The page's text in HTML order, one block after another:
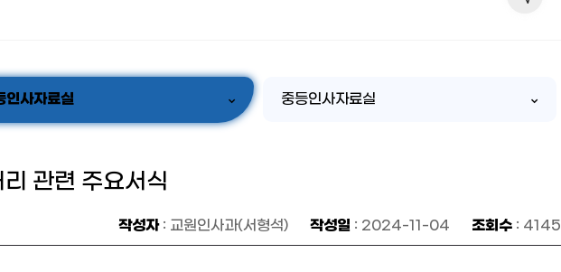
인사자료실 중등인사자료실
관련 주요서식
작성자: 교원인사과(서형석) 작성일 : 2024-11-04 조회수 : 4145